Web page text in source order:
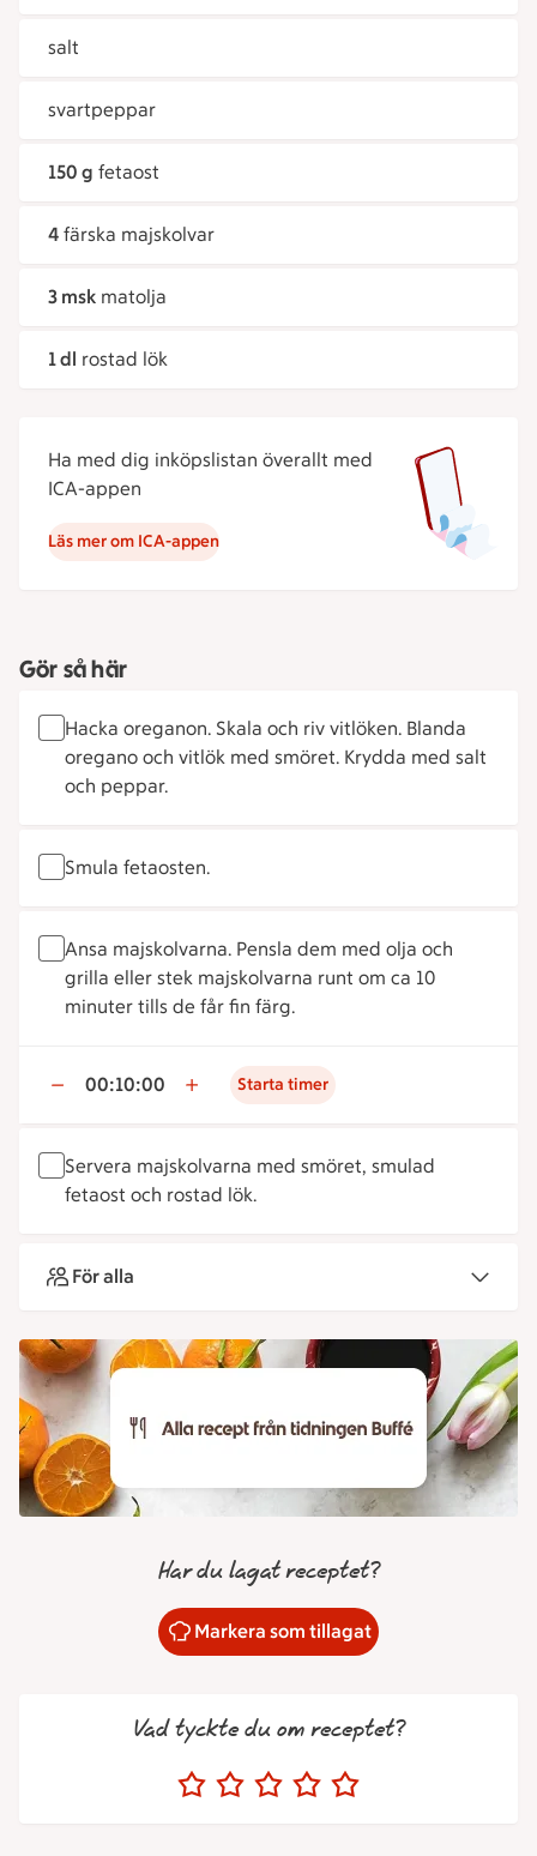
salt
svartpeppar
150 g fetaost
4 färska majskolvar
3 msk matolja
1 dl rostad lök
Ha med dig inköpslistan överallt med
ICA-appen
Läs mer om ICA-appen
Gör så här
Hacka oreganon. Skala och riv vitlöken. Blanda
oregano och vitlök med smöret. Krydda med salt
och peppar.
Smula fetaosten.
Ansa majskolvarna. Pensla dem med olja och
grilla eller stek majskolvarna runt om ca 10
minuter tills de får fin färg.
00:10:00 Starta timer
Servera majskolvarna med smöret, smulad
fetaost och rostad lök.
För alla
Har du lagat receptet?
Markera som tillagat
Vad tyckte du om receptet?